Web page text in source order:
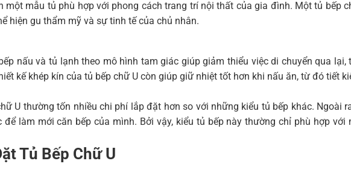
một mẫu tủ phù hợp với phong cách trang trí nội thất của gia đình. Một tủ bếp
hiện gu thẩm mỹ và sự tinh tế của chủ nhân.
nấu và tủ lạnh theo mô hình tam giác giúp giảm thiểu việc di chuyển qua
kế khép kín của tủ bếp chữ U còn giúp giữ nhiệt tốt hơn khi nấu ăn, từ đó tiết
U thường tốn nhiều chi phí lắp đặt hơn so với những kiểu tủ bếp khác. Ngoài
làm mới căn bếp của mình. Bởi vậy, kiểu tủ bếp này thường chỉ phù hợp
Tủ Bếp Chữ U